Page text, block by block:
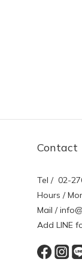
Contact
Tel / 02-
Hours /
Mail /
Add LINE